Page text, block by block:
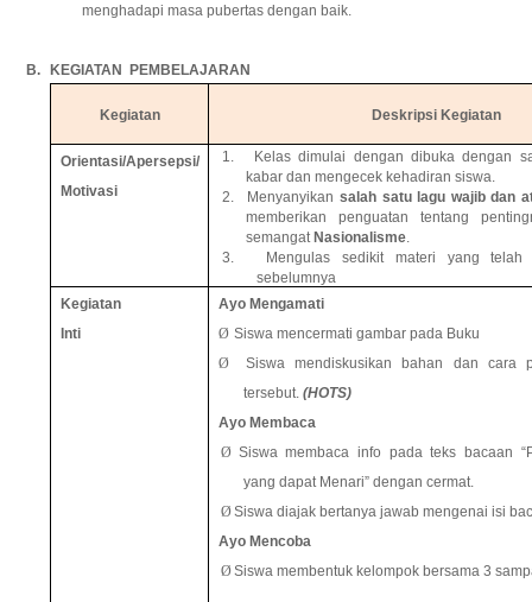
menghadapi masa pubertas dengan baik.
B. KEGIATAN PEMBELAJARAN
Kegiatan Deskripsi Kegiatan
Orientasi/Apersepsi/
Motivasi
1.
Kelas dimulai dengan dibuka dengan
kabar dan mengecek kehadiran siswa.
2.
Menyanyikan salah satu lagu wajib dan
memberikan penguatan tentang
semangat Nasionalisme.
3.
Mengulas sedikit materi yang telah
sebelumnya
Kegiatan
Inti
Ayo Mengamati
Ø Siswa mencermati gambar pada Buku
Ø
Siswa mendiskusikan bahan dan cara
tersebut.(HOTS)
Ayo Membaca
Ø Siswa membaca info pada teks bacaan
yang dapat Menari” dengan cermat.
ØSiswa diajak bertanya jawab mengenai isi
Ayo Mencoba
ØSiswa membentuk kelompok bersama 3